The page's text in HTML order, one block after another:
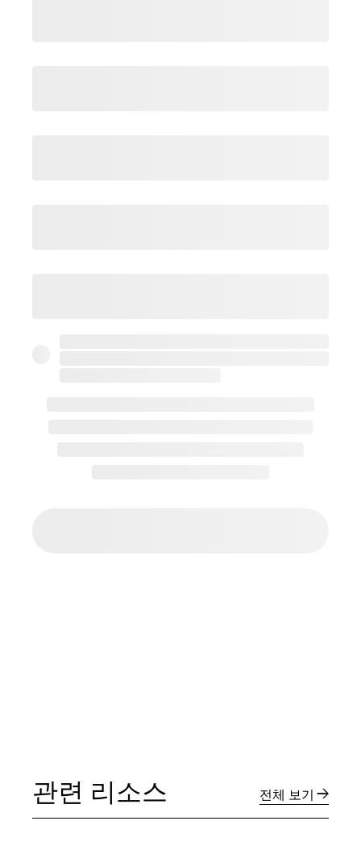
관련 리소스 전체 보기